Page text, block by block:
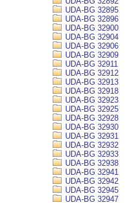
UDA-BG 32895
UDA-BG 32896
UDA-BG 32900
UDA-BG 32904
UDA-BG 32906
UDA-BG 32909
UDA-BG 32911
UDA-BG 32912
UDA-BG 32913
UDA-BG 32918
UDA-BG 32923
UDA-BG 32925
UDA-BG 32928
UDA-BG 32930
UDA-BG 32931
UDA-BG 32932
UDA-BG 32933
UDA-BG 32938
UDA-BG 32941
UDA-BG 32942
UDA-BG 32945
UDA-BG 32947